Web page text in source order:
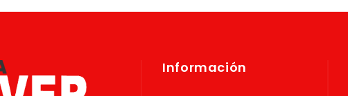
Información